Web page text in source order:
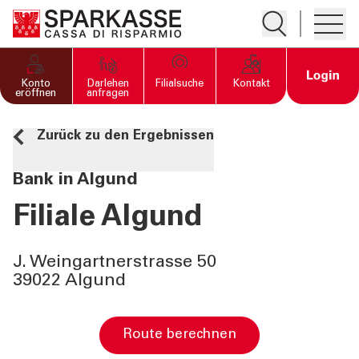
Suche öffnen
PRIVATKUNDEN UND
FAMILIEN
GESCHÄFTSKUNDEN
DIENSTLEISTUNGEN
PRIVATKUNDEN
DIENSTLEISTUNGEN
GESCHÄFTSKUNDEN
MEHR ALS BANK
Konto
eröffnen
Darlehen
anfragen
Filialsuche Kontakt Open
Zurück zu den Ergebnissen
Bank in Algund
Filiale Algund
J. Weingartnerstrasse 50
39022 Algund
Route berechnen